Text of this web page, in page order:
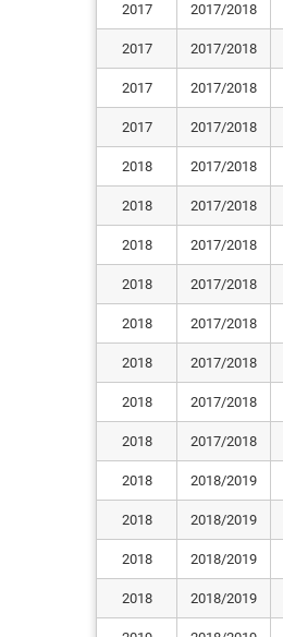
2017 2017/2018
2017 2017/2018
2017 2017/2018
2017 2017/2018
2018 2017/2018
2018 2017/2018
2018 2017/2018
2018 2017/2018
2018 2017/2018
2018 2017/2018
2018 2017/2018
2018 2017/2018
2018 2018/2019
2018 2018/2019
2018 2018/2019
2018 2018/2019